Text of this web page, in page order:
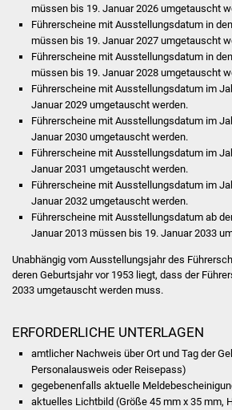
Vereine
müssen bis 19. Januar 2026 umgetauscht
Führerscheine mit Ausstellungsdatum in
müssen bis 19. Januar 2027 umgetauscht
Führerscheine mit Ausstellungsdatum in
müssen bis 19. Januar 2028 umgetauscht
Führerscheine mit Ausstellungsdatum im
Januar 2029 umgetauscht werden.
Führerscheine mit Ausstellungsdatum im
Januar 2030 umgetauscht werden.
Führerscheine mit Ausstellungsdatum im
Januar 2031 umgetauscht werden.
Führerscheine mit Ausstellungsdatum im
Januar 2032 umgetauscht werden.
Führerscheine mit Ausstellungsdatum ab
Januar 2013 müssen bis 19. Januar 2033
Unabhängig vom Ausstellungsjahr des
deren Geburtsjahr vor 1953 liegt, dass der
2033 umgetauscht werden muss.
ERFORDERLICHE UNTERLAGEN
amtlicher Nachweis über Ort und Tag der
Personalausweis oder Reisepass)
gegebenenfalls aktuelle
aktuelles Lichtbild (Größe 45 mm x 35 mm,